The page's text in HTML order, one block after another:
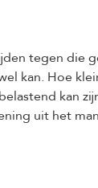
tegen die
kan. Hoe
kan
uit het